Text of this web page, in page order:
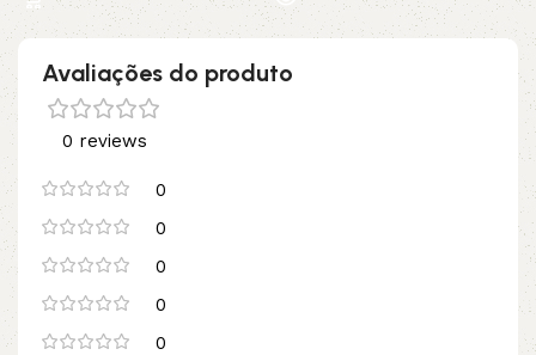
Avaliações do produto
0 reviews
0
0
0
0
0